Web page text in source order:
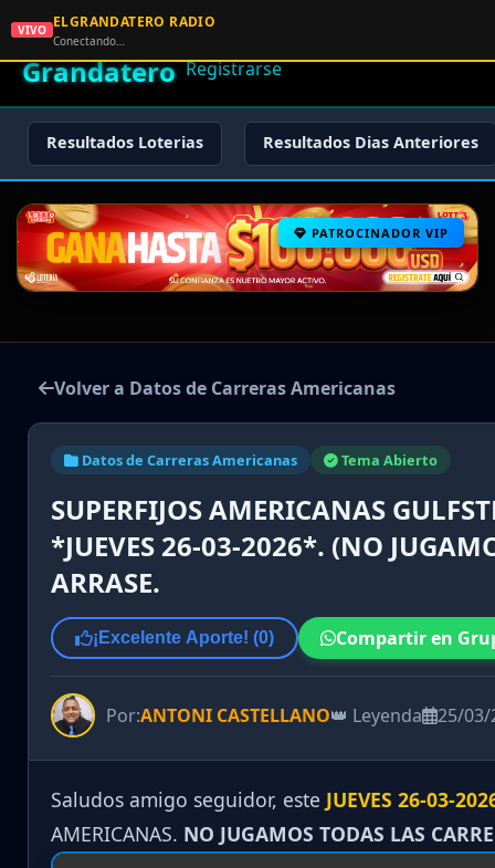
🌟 El
Grandatero Registrarse
Resultados Loterias Resultados Dias Anteriores
PATROCINADOR VIP
Volver a Datos de Carreras Americanas
Datos de Carreras Americanas Tema Abierto
SUPERFIJOS AMERICANAS
*JUEVES 26-03-2026*. (NO
ARRASE.
¡Excelente Aporte! (0) Compartir en
Por:ANTONI CASTELLANO👑 Leyenda 25/03/
Saludos amigo seguidor, este JUEVES 26-03-
AMERICANAS. NO JUGAMOS TODAS LAS
VIVO ELGRANDATERO RADIO
Conectando…